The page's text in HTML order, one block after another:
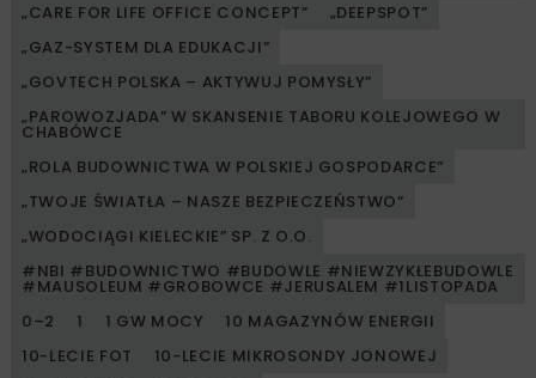
„CARE FOR LIFE OFFICE CONCEPT”
„DEEPSPOT”
„GAZ-SYSTEM DLA EDUKACJI”
„GOVTECH POLSKA – AKTYWUJ POMYSŁY”
„PAROWOZJADA” W SKANSENIE TABORU KOLEJOWEGO W
CHABÓWCE
„ROLA BUDOWNICTWA W POLSKIEJ GOSPODARCE”
„TWOJE ŚWIATŁA – NASZE BEZPIECZEŃSTWO”
„WODOCIĄGI KIELECKIE” SP. Z O.O.
#NBI #BUDOWNICTWO #BUDOWLE #NIEWZYKŁEBUDOWLE
#MAUSOLEUM #GROBOWCE #JERUSALEM #1LISTOPADA
0–2
1 1 GW MOCY
10 MAGAZYNÓW ENERGII
10-LECIE FOT
10-LECIE MIKROSONDY JONOWEJ